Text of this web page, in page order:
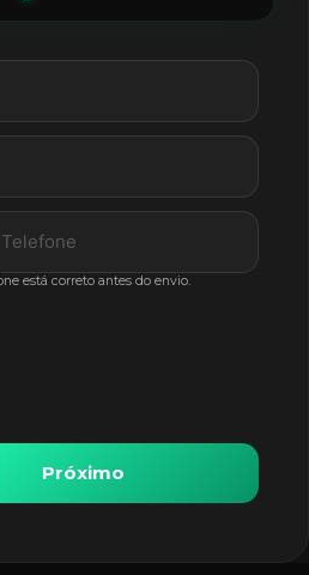
está correto antes do envio.
Próximo